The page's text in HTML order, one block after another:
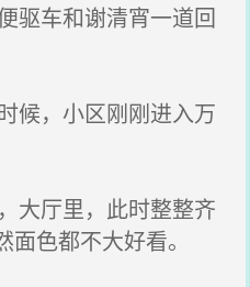
驱车和谢清宵一道回
候，小区刚刚进入万
大厅里，此时整整齐
色都不大好看。